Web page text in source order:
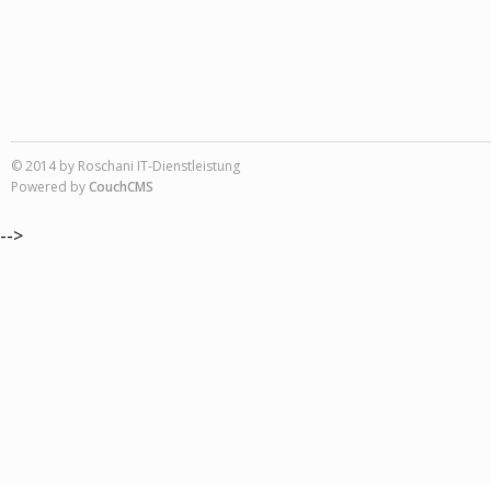
© 2014 by Roschani IT-Dienstleistung
Powered byCouchCMS
-->